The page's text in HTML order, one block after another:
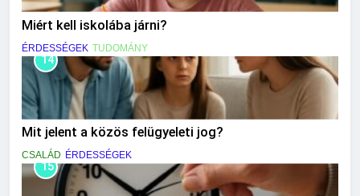
Miért kell iskolába járni?
ÉRDESSÉGEK TUDOMÁNY
14
Mit jelent a közös felügyeleti jog?
CSALÁD ÉRDESSÉGEK
15